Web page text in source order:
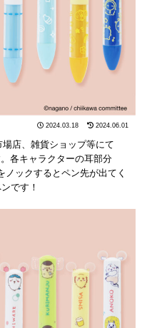
2024.03.18 2024.06.01
店、雑貨ショップ等にて
各キャラクターの耳部分
ノックするとペン先が出てく
です！